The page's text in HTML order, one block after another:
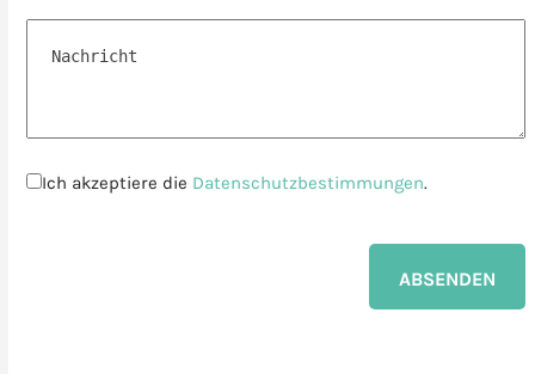
Ich akzeptiere die Datenschutzbestimmungen.
ABSENDEN